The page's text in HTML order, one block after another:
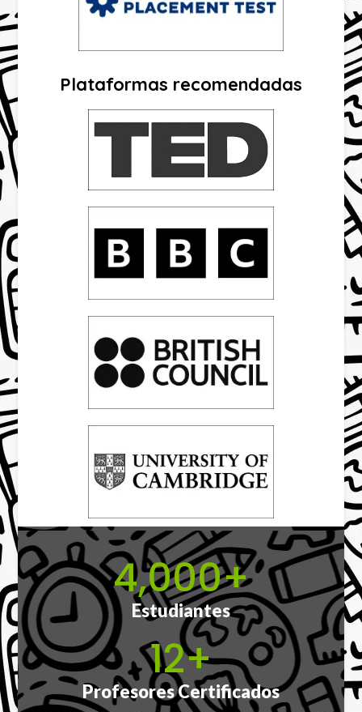
Plataformas recomendadas
4,000+
Estudiantes
12+
Profesores Certificados